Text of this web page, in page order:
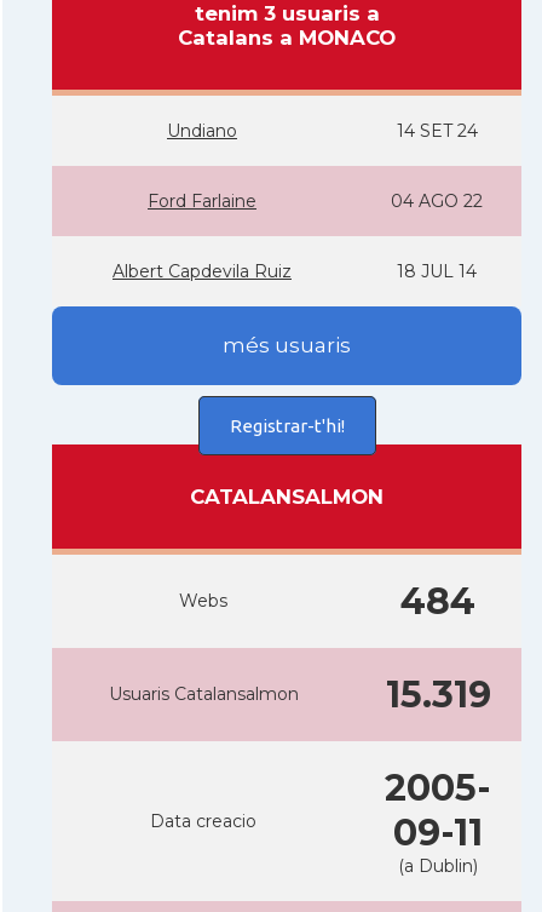
tenim 3 usuaris a
Catalans a MONACO
Undiano 14 SET 24
Ford Farlaine 04 AGO 22
Albert Capdevila Ruiz 18 JUL 14
més usuaris
Registrar-t'hi!
CATALANSALMON
Webs 484
Usuaris Catalansalmon 15.319
Data creacio
2005-
09-11
(a Dublin)